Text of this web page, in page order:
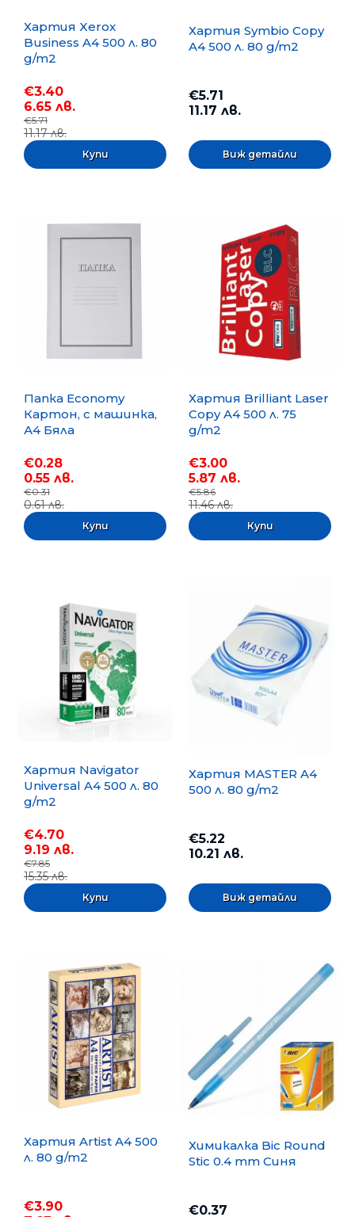
Хартия Xerox
Business A4 500 л. 80
g/m2
€3.40
6.65 лв.
€5.71
11.17 лв.
Хартия Symbio Copy
A4 500 л. 80 g/m2
€5.71
11.17 лв.
Виж детайли
Папка Economy
Картон, с машинка,
А4 Бяла
€0.28
0.55 лв.
€0.31
0.61 лв.
Хартия Brilliant Laser
Copy A4 500 л. 75
g/m2
€3.00
5.87 лв.
€5.86
11.46 лв.
Хартия Navigator
Universal A4 500 л. 80
g/m2
€4.70
9.19 лв.
€7.85
15.35 лв.
Хартия MASTER A4
500 л. 80 g/m2
€5.22
10.21 лв.
Виж детайли
Хартия Artist A4 500
л. 80 g/m2
€3.90
Химикалка Bic Round
Stic 0.4 mm Синя
€0.37